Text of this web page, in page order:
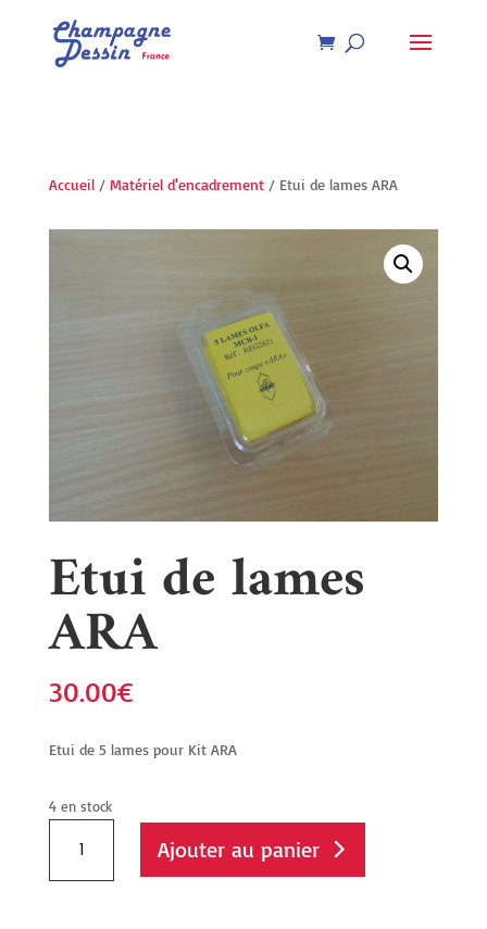
Accueil/ Matériel d'encadrement/ Etui de lames ARA
Etui de lames
ARA
30.00€
Etui de 5 lames pour Kit ARA
4 en stock
Etui
Ajouter au panier